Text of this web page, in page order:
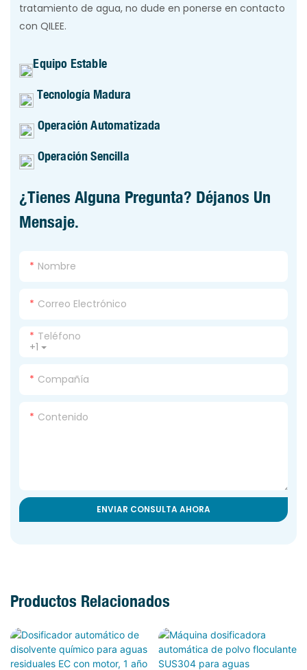
tratamiento de agua, no dude en ponerse en contacto
con QILEE.
Equipo Estable
Tecnología Madura
Operación Automatizada
Operación Sencilla
¿Tienes Alguna Pregunta? Déjanos Un
Mensaje.
Nombre
Correo Electrónico
+1
Teléfono
Compañía
Contenido
ENVIAR CONSULTA AHORA
Productos Relacionados